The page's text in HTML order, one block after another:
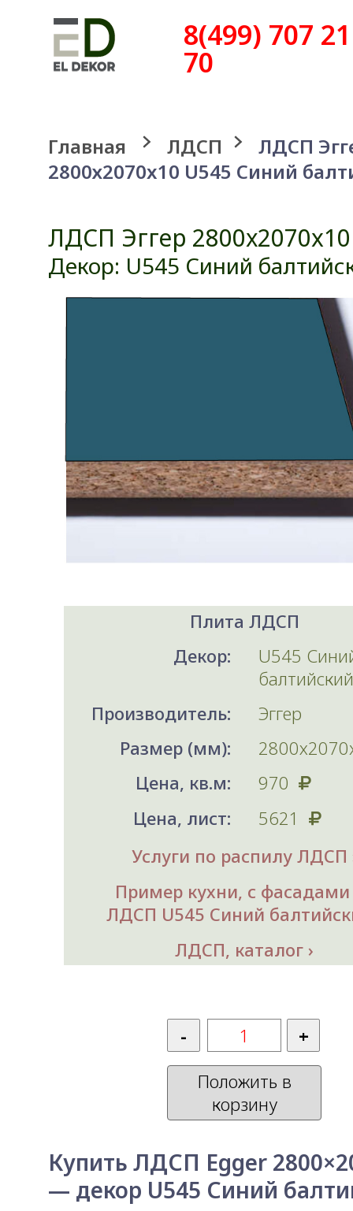
8(499) 707 21
70
Главная ЛДСП
ЛДСП
2800х2070x10 U545 Синий
ЛДСП Эггер 2800х2070x10
Декор: U545 Синий
Плита ЛДСП
Декор:
U545
балтийский
Производитель:
Эггер
Размер (мм):
Цена, кв.м:
970
Цена, лист:
5621
Услуги по распилу ЛДСП
Пример кухни, с фасадами
ЛДСП U545 Синий
ЛДСП, каталог
Положить в
корзину
Купить ЛДСП Egger
— декор U545 Синий